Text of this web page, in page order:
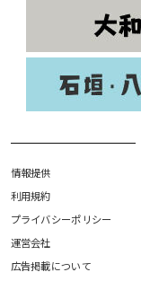
情報提供
利用規約
プライバシーポリシー
運営会社
広告掲載について